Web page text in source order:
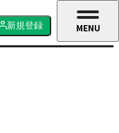
新規登録 MENU